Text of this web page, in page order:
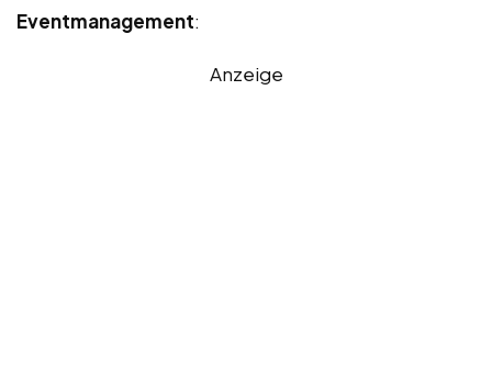
Eventmanagement:
Anzeige